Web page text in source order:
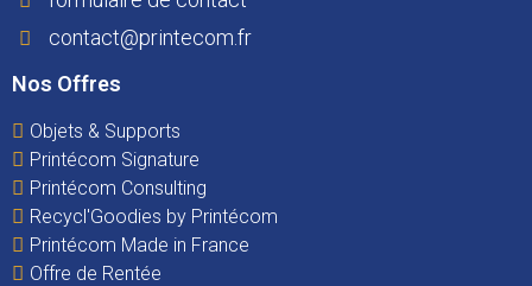
contact@printecom.fr
Nos Offres
Objets & Supports
Printécom Signature
Printécom Consulting
Recycl'Goodies by Printécom
Printécom Made in France
Offre de Rentée